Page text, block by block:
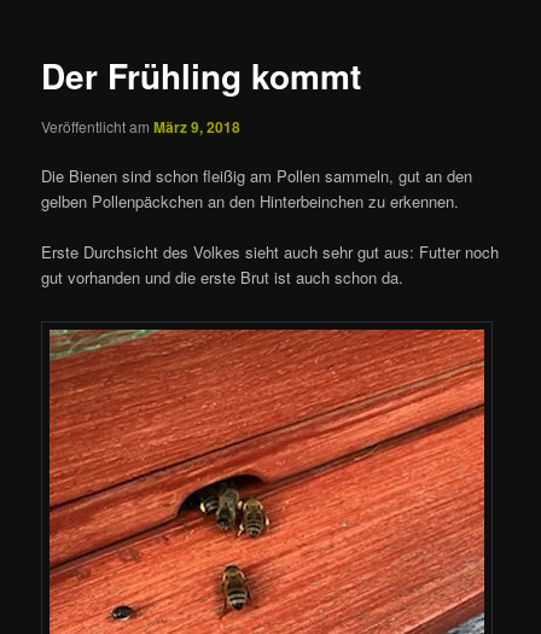
Der Frühling kommt
Veröffentlicht amMärz 9, 2018
Die Bienen sind schon fleißig am Pollen sammeln, gut an den
gelben Pollenpäckchen an den Hinterbeinchen zu erkennen.
Erste Durchsicht des Volkes sieht auch sehr gut aus: Futter noch
gut vorhanden und die erste Brut ist auch schon da.